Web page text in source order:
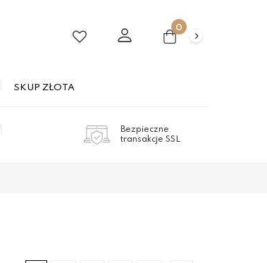
0
SKUP ZŁOTA
Bezpieczne
transakcje SSL